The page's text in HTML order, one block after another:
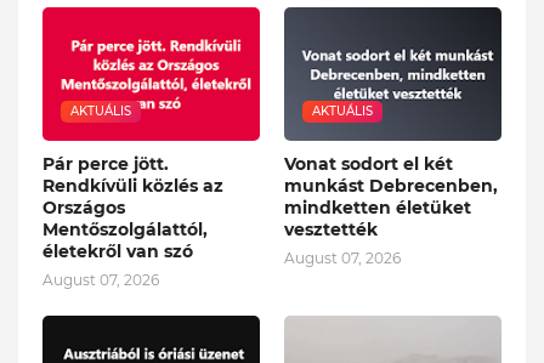
AKTUÁLIS
Pár perce jött.
Rendkívüli közlés az
Országos
Mentőszolgálattól,
életekről van szó
August 07, 2026
AKTUÁLIS
Vonat sodort el két
munkást Debrecenben,
mindketten életüket
vesztették
August 07, 2026